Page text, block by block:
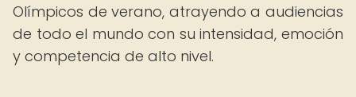
Olímpicos de verano, atrayendo a audiencias
de todo el mundo con su intensidad, emoción
y competencia de alto nivel.